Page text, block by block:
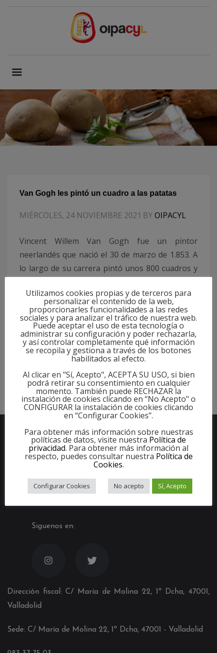
Van Gogh les pintó un cuadro a las patatas
MIÉRCOLES, 24 NOVIEMBRE 2021 BYOIPACYL
Vincent Willem Van Gogh fue un pintor
neerlandés que nació el 30 de marzo de 1.853. A
lo largo de su carrera pintó unos 800 cuadros y
comedores de patatas una de sus grandes obras
tempranas. Van Gogh finalizó esta obra durante
la primavera de 1.885, tras haber
PUBLISHED IN NOTICIAS
TAGGED UNDER:
Siguenos en:
Dirección fiscal: C/ María de Molina 22, 1º Dcha, 47001,
Valladolid
Sede: C/ María de Molina 22, 1º Dcha, 4700 - Valladolid
Utilizamos cookies propias y de terceros para
personalizar el contenido de la web,
proporcionarles funcionalidades a las redes
sociales y para analizar el tráfico de nuestra web.
Puede aceptar el uso de esta tecnología o
administrar su configuración y poder rechazarla,
y así controlar completamente qué información
se recopila y gestiona a través de los botones
habilitados al efecto.
Al clicar en "Sí, Acepto", ACEPTA SU USO, si bien
podrá retirar su consentimiento en cualquier
momento. También puede RECHAZAR la
instalación de cookies clicando en “No Acepto" o
CONFIGURAR la instalación de cookies clicando
en “Configurar Cookies”.
Para obtener más información sobre nuestras
políticas de datos, visite nuestra Política de
privacidad. Para obtener más información al
respecto, puedes consultar nuestra Política de
Cookies.
Configurar Cookies No acepto Sí, Acepto